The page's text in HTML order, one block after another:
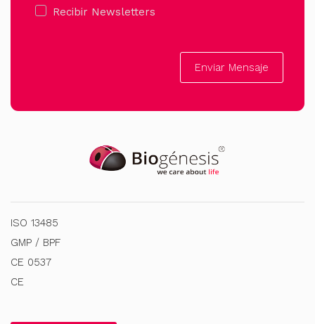
Recibir Newsletters
Enviar Mensaje
ISO 13485
GMP / BPF
CE 0537
CE